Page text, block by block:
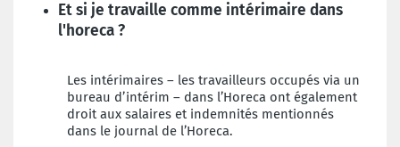
Et si je travaille comme intérimaire dans
l'horeca ?
Les intérimaires – les travailleurs occupés via un
bureau d’intérim – dans l’Horeca ont également
droit aux salaires et indemnités mentionnés
dans le journal de l’Horeca.